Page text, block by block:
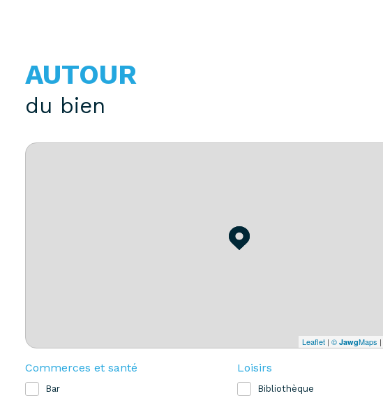
AUTOUR
du bien
Leaflet | © JawgMaps |
Commerces et santé
Bar
Loisirs
Bibliothèque